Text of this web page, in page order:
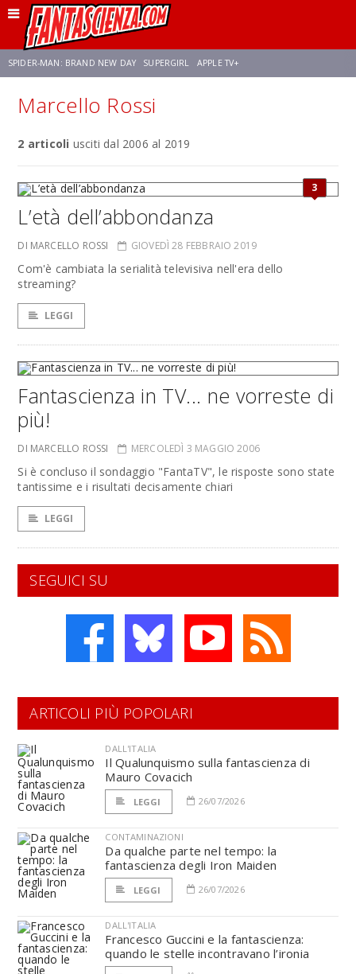
SPIDER-MAN: BRAND NEW DAY SUPERGIRL APPLE TV+
FRANCO RICCIARDIELLO ZENDAYA
Marcello Rossi
2 articoli usciti dal 2006 al 2019
3
L’età dell’abbondanza
DI MARCELLO ROSSI GIOVEDÌ 28 FEBBRAIO 2019
Com'è cambiata la serialità televisiva nell'era dello
streaming?
LEGGI
Fantascienza in TV... ne vorreste di
più!
DI MARCELLO ROSSI MERCOLEDÌ 3 MAGGIO 2006
Si è concluso il sondaggio "FantaTV", le risposte sono state
tantissime e i risultati decisamente chiari
LEGGI
SEGUICI SU
ARTICOLI PIÙ POPOLARI
DALL'ITALIA
Il Qualunquismo sulla fantascienza di
Mauro Covacich
LEGGI 26/07/2026
CONTAMINAZIONI
Da qualche parte nel tempo: la
fantascienza degli Iron Maiden
LEGGI 26/07/2026
DALL'ITALIA
Francesco Guccini e la fantascienza:
quando le stelle incontravano l’ironia